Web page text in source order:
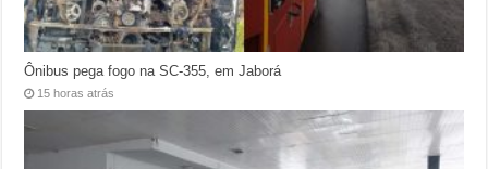
Ônibus pega fogo na SC-355, em Jaborá
15 horas atrás